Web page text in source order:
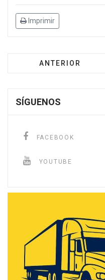
Imprimir
ANTERIOR
SÍGUENOS
FACEBOOK
YOUTUBE